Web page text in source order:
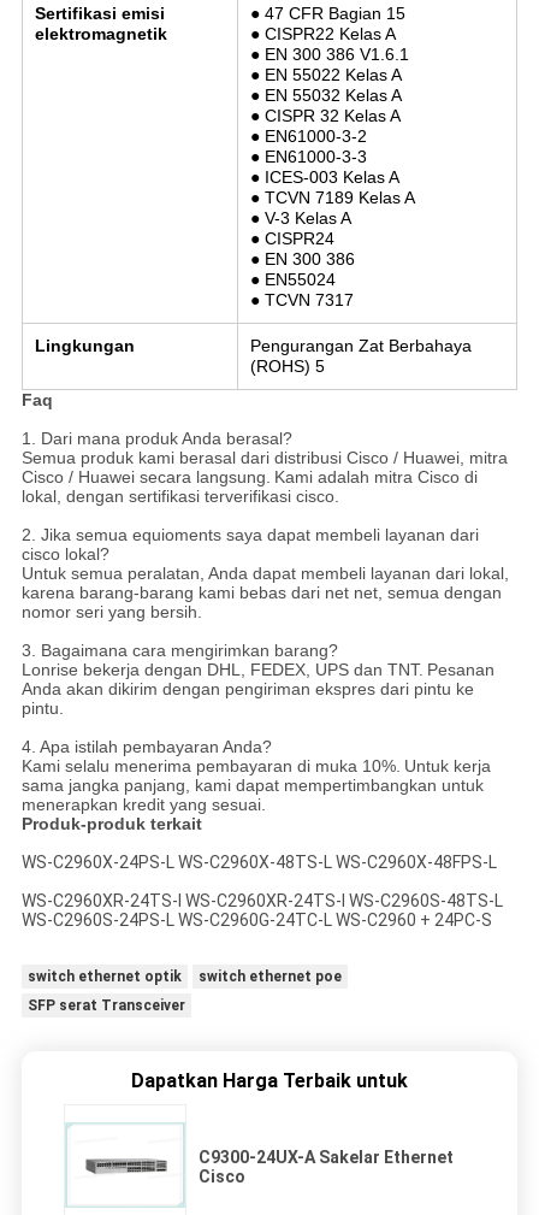
Sertifikasi emisi
elektromagnetik
● 47 CFR Bagian 15
● CISPR22 Kelas A
● EN 300 386 V1.6.1
● EN 55022 Kelas A
● EN 55032 Kelas A
● CISPR 32 Kelas A
● EN61000-3-2
● EN61000-3-3
● ICES-003 Kelas A
● TCVN 7189 Kelas A
● V-3 Kelas A
● CISPR24
● EN 300 386
● EN55024
● TCVN 7317
Lingkungan
Pengurangan Zat Berbahaya
(ROHS) 5
Faq
1. Dari mana produk Anda berasal?
Semua produk kami berasal dari distribusi Cisco / Huawei, mitra
Cisco / Huawei secara langsung. Kami adalah mitra Cisco di
lokal, dengan sertifikasi terverifikasi cisco.
2. Jika semua equioments saya dapat membeli layanan dari
cisco lokal?
Untuk semua peralatan, Anda dapat membeli layanan dari lokal,
karena barang-barang kami bebas dari net net, semua dengan
nomor seri yang bersih.
3. Bagaimana cara mengirimkan barang?
Lonrise bekerja dengan DHL, FEDEX, UPS dan TNT. Pesanan
Anda akan dikirim dengan pengiriman ekspres dari pintu ke
pintu.
4. Apa istilah pembayaran Anda?
Kami selalu menerima pembayaran di muka 10%. Untuk kerja
sama jangka panjang, kami dapat mempertimbangkan untuk
menerapkan kredit yang sesuai.
Produk-produk terkait
WS-C2960X-24PS-L WS-C2960X-48TS-L WS-C2960X-48FPS-L
WS-C2960XR-24TS-I WS-C2960XR-24TS-I WS-C2960S-48TS-L
WS-C2960S-24PS-L WS-C2960G-24TC-L WS-C2960 + 24PC-S
switch ethernet optik
switch ethernet poe
SFP serat Transceiver
Dapatkan Harga Terbaik untuk
C9300-24UX-A Sakelar Ethernet
Cisco